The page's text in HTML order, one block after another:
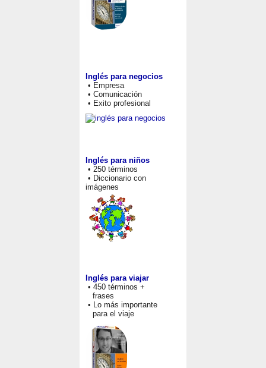
Inglés para negocios
• Empresa
• Comunicación
• Exito profesional
Inglés para niños
• 250 términos
• Diccionario con
imágenes
Inglés para viajar
• 450 términos +
frases
• Lo más importante
para el viaje